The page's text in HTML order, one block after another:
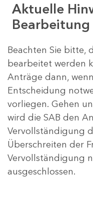
Aktuelle
Beachten Sie bitte,
bearbeitet werden
Anträge dann,
Entscheidung
vorliegen. Gehen
wird die SAB den
Vervollständigung
Überschreiten der
Vervollständigung
ausgeschlossen.